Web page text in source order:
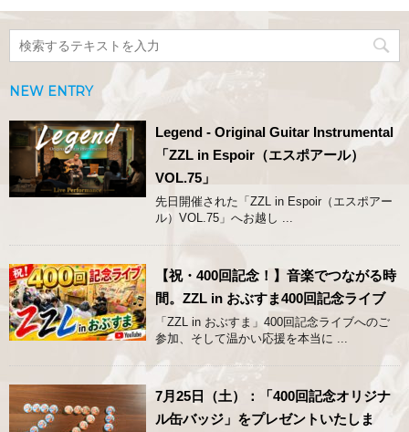
NEW ENTRY
Legend - Original Guitar Instrumental
「ZZL in Espoir（エスポアール）
VOL.75」
先日開催された「ZZL in Espoir（エスポアー
ル）VOL.75」へお越し ...
【祝・400回記念！】音楽でつながる時
間。ZZL in おぶすま400回記念ライブ
「ZZL in おぶすま」400回記念ライブへのご
参加、そして温かい応援を本当に ...
7月25日（土）：「400回記念オリジナ
ル缶バッジ」をプレゼントいたしま